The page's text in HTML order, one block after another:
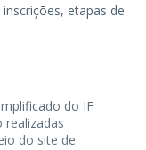
etapas de
do IF
realizadas
do site de